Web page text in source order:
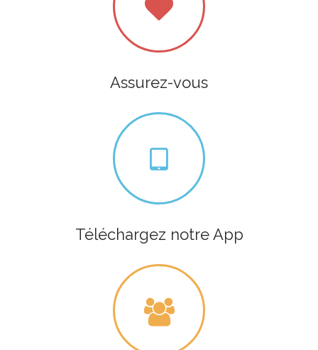
Assurez-vous
Téléchargez notre App